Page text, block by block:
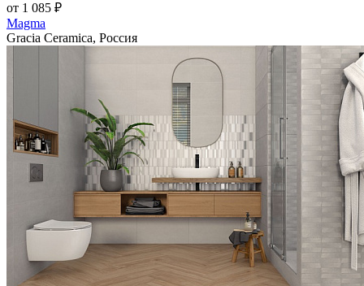
от 1 085 ₽
Magma
Gracia Ceramica, Россия